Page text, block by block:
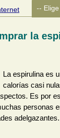
la
La espirulina es
calorías casi
Es por
personas